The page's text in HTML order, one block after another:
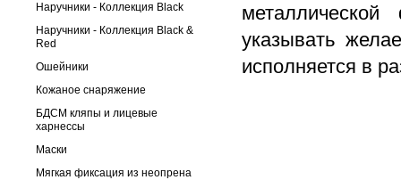
Наручники - Коллекция Black
Наручники - Коллекция Black &
Red
Ошейники
Кожаное снаряжение
БДСМ кляпы и лицевые
харнессы
Маски
Мягкая фиксация из неопрена
указывать
исполняется в